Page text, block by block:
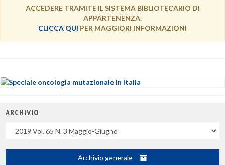
ACCEDERE TRAMITE IL SISTEMA BIBLIOTECARIO DI
APPARTENENZA.
CLICCA QUI PER MAGGIORI INFORMAZIONI
ARCHIVIO
Archivio generale